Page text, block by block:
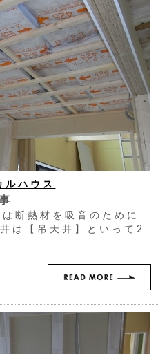
ルハウス
断熱材を吸音のために
は【吊天井】といって2